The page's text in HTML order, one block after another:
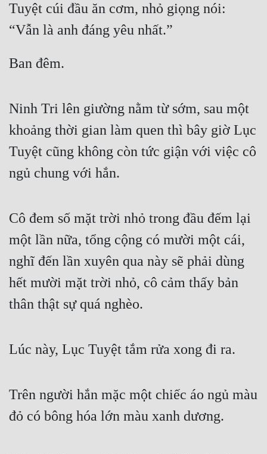
Tuyệt cúi đầu ăn cơm, nhỏ giọng nói:
“Vẫn là anh đáng yêu nhất.”
Ban đêm.
Ninh Tri lên giường nằm từ sớm, sau một
khoảng thời gian làm quen thì bây giờ Lục
Tuyệt cũng không còn tức giận với việc cô
ngủ chung với hắn.
Cô đem số mặt trời nhỏ trong đầu đếm lại
một lần nữa, tổng cộng có mười một cái,
nghĩ đến lần xuyên qua này sẽ phải dùng
hết mười mặt trời nhỏ, cô cảm thấy bản
thân thật sự quá nghèo.
Lúc này, Lục Tuyệt tắm rửa xong đi ra.
Trên người hắn mặc một chiếc áo ngủ màu
đỏ có bông hóa lớn màu xanh dương.